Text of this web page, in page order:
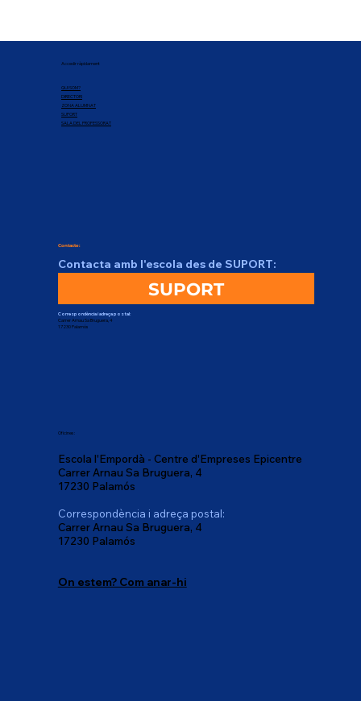
Accedir ràpidament
QUI SOM?
DIRECTORI
ZONA ALUMNAT
SUPORT
SALA DEL PROFESSORAT
Contacte:
Contacta amb l'escola des de SUPORT:
SUPORT
Correspondència i adreça postal:
Carrer Arnau Sa Bruguera, 4
17230 Palamós
Oficines:
Escola l'Empordà - Centre d'Empreses Epicentre
Carrer Arnau Sa Bruguera, 4
17230 Palamós
Correspondència i adreça postal:
Carrer Arnau Sa Bruguera, 4
17230 Palamós
On estem? Com anar-hi